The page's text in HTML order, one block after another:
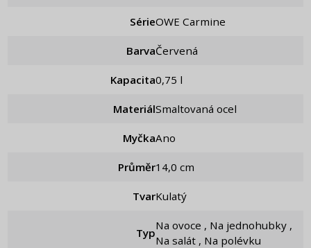
Série OWE Carmine
Barva Červená
Kapacita 0,75 l
Materiál Smaltovaná ocel
Myčka Ano
Průměr 14,0 cm
Tvar Kulatý
Typ
Na ovoce , Na jednohubky ,
Na salát , Na polévku